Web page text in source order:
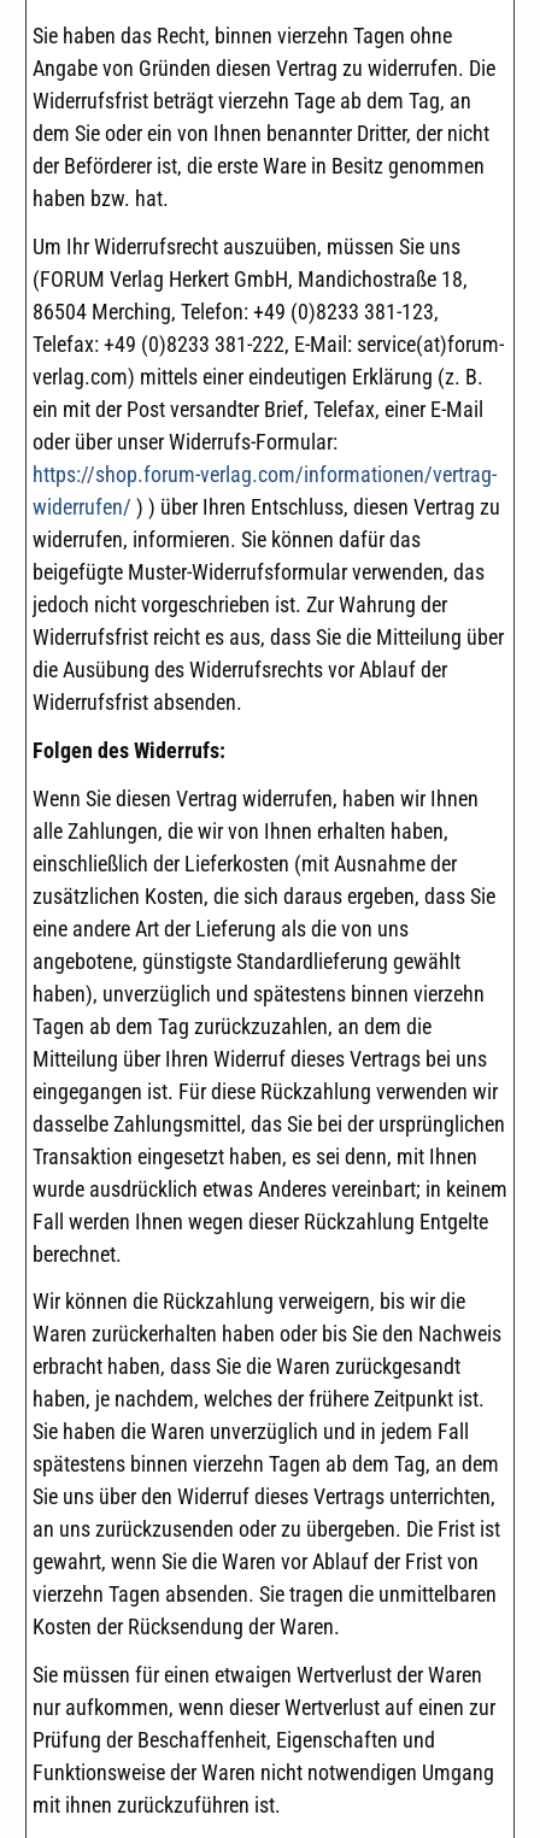
Sie haben das Recht, binnen vierzehn Tagen ohne
Angabe von Gründen diesen Vertrag zu widerrufen. Die
Widerrufsfrist beträgt vierzehn Tage ab dem Tag, an
dem Sie oder ein von Ihnen benannter Dritter, der nicht
der Beförderer ist, die erste Ware in Besitz genommen
haben bzw. hat.
Um Ihr Widerrufsrecht auszuüben, müssen Sie uns
(FORUM Verlag Herkert GmbH, Mandichostraße 18,
86504 Merching, Telefon: +49 (0)8233 381-123,
Telefax: +49 (0)8233 381-222, E-Mail: service(at)forum-
verlag.com) mittels einer eindeutigen Erklärung (z. B.
ein mit der Post versandter Brief, Telefax, einer E-Mail
oder über unser Widerrufs-Formular:
https://shop.forum-verlag.com/informationen/vertrag-
widerrufen/ ) ) über Ihren Entschluss, diesen Vertrag zu
widerrufen, informieren. Sie können dafür das
beigefügte Muster-Widerrufsformular verwenden, das
jedoch nicht vorgeschrieben ist. Zur Wahrung der
Widerrufsfrist reicht es aus, dass Sie die Mitteilung über
die Ausübung des Widerrufsrechts vor Ablauf der
Widerrufsfrist absenden.
Folgen des Widerrufs:
Wenn Sie diesen Vertrag widerrufen, haben wir Ihnen
alle Zahlungen, die wir von Ihnen erhalten haben,
einschließlich der Lieferkosten (mit Ausnahme der
zusätzlichen Kosten, die sich daraus ergeben, dass Sie
eine andere Art der Lieferung als die von uns
angebotene, günstigste Standardlieferung gewählt
haben), unverzüglich und spätestens binnen vierzehn
Tagen ab dem Tag zurückzuzahlen, an dem die
Mitteilung über Ihren Widerruf dieses Vertrags bei uns
eingegangen ist. Für diese Rückzahlung verwenden wir
dasselbe Zahlungsmittel, das Sie bei der ursprünglichen
Transaktion eingesetzt haben, es sei denn, mit Ihnen
wurde ausdrücklich etwas Anderes vereinbart; in keinem
Fall werden Ihnen wegen dieser Rückzahlung Entgelte
berechnet.
Wir können die Rückzahlung verweigern, bis wir die
Waren zurückerhalten haben oder bis Sie den Nachweis
erbracht haben, dass Sie die Waren zurückgesandt
haben, je nachdem, welches der frühere Zeitpunkt ist.
Sie haben die Waren unverzüglich und in jedem Fall
spätestens binnen vierzehn Tagen ab dem Tag, an dem
Sie uns über den Widerruf dieses Vertrags unterrichten,
an uns zurückzusenden oder zu übergeben. Die Frist ist
gewahrt, wenn Sie die Waren vor Ablauf der Frist von
vierzehn Tagen absenden. Sie tragen die unmittelbaren
Kosten der Rücksendung der Waren.
Sie müssen für einen etwaigen Wertverlust der Waren
nur aufkommen, wenn dieser Wertverlust auf einen zur
Prüfung der Beschaffenheit, Eigenschaften und
Funktionsweise der Waren nicht notwendigen Umgang
mit ihnen zurückzuführen ist.